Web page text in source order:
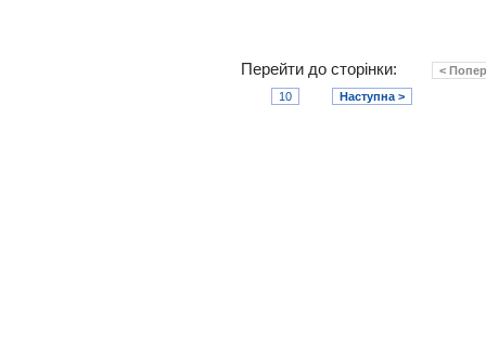
Перейти до сторінки:
<
10
Наступна >